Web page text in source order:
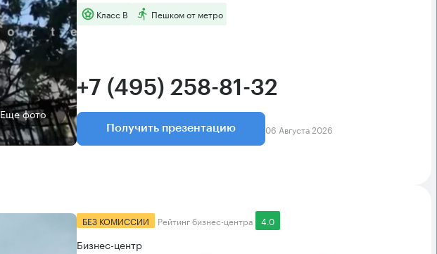
Еще фото
Класс B Пешком от метро
+7 (495) 258-81-32
Получить презентацию 06 Августа 2026
БЕЗ КОМИССИИ Рейтинг бизнес-центра 4.0
Бизнес-центр